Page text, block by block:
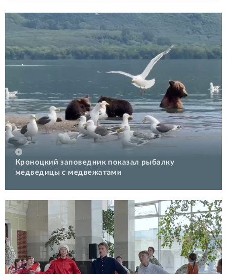
Кроноцкий заповедник показал рыбалку
медведицы с медвежатами